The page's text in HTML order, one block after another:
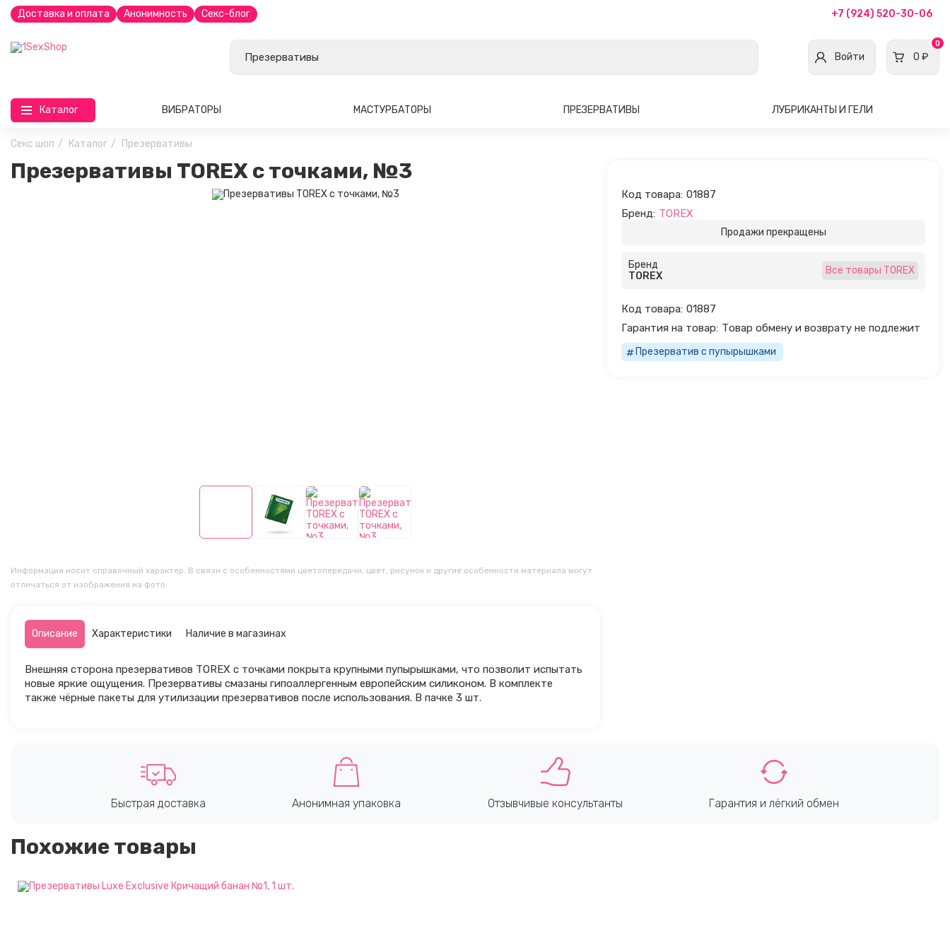
Доставка и оплата Анонимность Секс-блог +7 (924) 520-30-06
Войти
0
0 ₽
Каталог ВИБРАТОРЫ МАСТУРБАТОРЫ ПРЕЗЕРВАТИВЫ ЛУБРИКАНТЫ И ГЕЛИ
Секс шоп Каталог Презервативы
Код товара: 01887
Бренд: TOREX
Продажи прекращены
Бренд
TOREX
Все товары TOREX
Код товара: 01887
Гарантия на товар: Товар обмену и возврату не подлежит
Презерватив с пупырышками
Презервативы TOREX с точками, №3
Информация носит справочный характер. В связи с особенностями цветопередачи, цвет, рисунок и другие особенности материала могут
отличаться от изображения на фото.
Описание Характеристики Наличие в магазинах
Внешняя сторона презервативов TOREX с точками покрыта крупными пупырышками, что позволит испытать
новые яркие ощущения. Презервативы смазаны гипоаллергенным европейским силиконом. В комплекте
также чёрные пакеты для утилизации презервативов после использования. В пачке 3 шт.
Быстрая доставка Анонимная упаковка Отзывчивые консультанты Гарантия и лёгкий обмен
Похожие товары